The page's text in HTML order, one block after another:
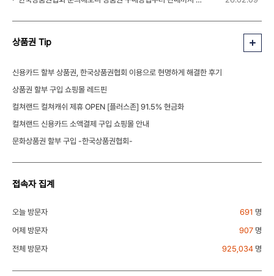
상품권 Tip
신용카드 할부 상품권, 한국상품권협회 이용으로 현명하게 해결한 후기
상품권 할부 구입 쇼핑몰 레드핀
컬쳐랜드 컬쳐캐쉬 제휴 OPEN [플러스존] 91.5% 현금화
컬쳐랜드 신용카드 소액결제 구입 쇼핑몰 안내
문화상품권 할부 구입 -한국상품권협회-
접속자 집계
오늘 방문자 691 명
어제 방문자
907 명
전체 방문자
925,034 명